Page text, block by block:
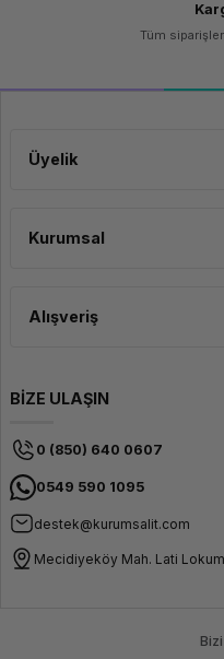
Tüm
Üyelik
Kurumsal
Alışveriş
BİZE ULAŞIN
0 (850) 640 0607
0549 590 1095
destek@kurumsalit.com
Mecidiyeköy Mah. Lati